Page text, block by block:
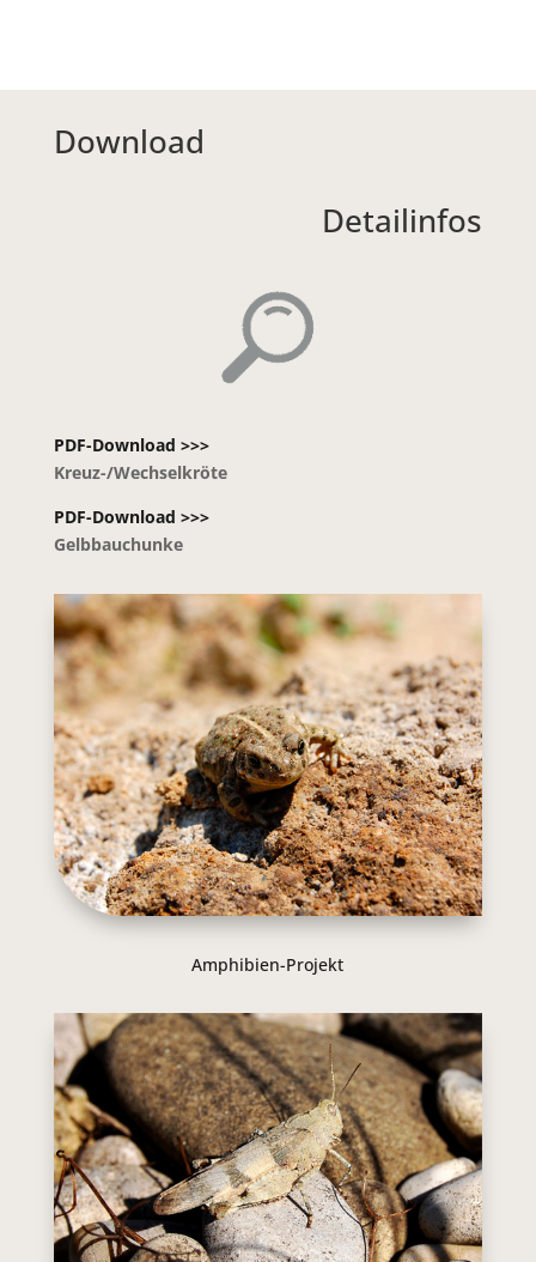
Download
Detailinfos
PDF-Download >>>
Kreuz-/Wechselkröte
PDF-Download >>>
Gelbbauchunke
Amphibien-Projekt